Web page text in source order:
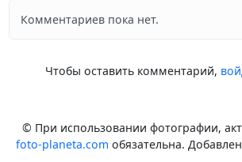
Комментариев пока нет.
Чтобы оставить комментарий,
© При использовании фотографии,
foto-planeta.com обязательна.